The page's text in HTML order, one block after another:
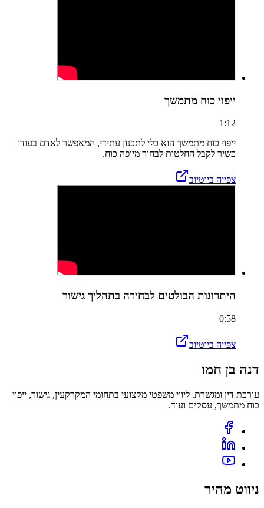
ייפוי כוח מתמשך
1:12
ייפוי כוח מתמשך הוא כלי לתכנון עתידי, המאפשר לאדם בעודו
כשיר לקבל החלטות לבחור מיופה כוח.
צפייה ביוטיוב
היתרונות הבולטים לבחירה בתהליך גישור
0:58
צפייה ביוטיוב
דנה בן חמו
עורכת דין ומגשרת. ליווי משפטי מקצועי בתחומי המקרקעין, גישור, ייפוי
כוח מתמשך, עסקים ועוד.
ניווט מהיר